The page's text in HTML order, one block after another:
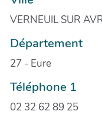
VERNEUIL SUR
Département
27 - Eure
Téléphone 1
02 32 62 89 25